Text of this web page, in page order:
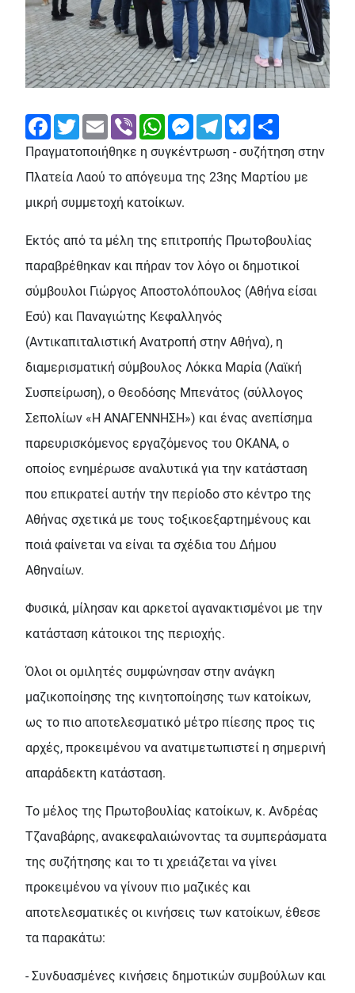
FacebookTwitterEmail Viber WhatsAppMessengerTelegramBluesky
Πραγματοποιήθηκε η συγκέντρωση - συζήτηση στην
Πλατεία Λαού το απόγευμα της 23ης Μαρτίου με
μικρή συμμετοχή κατοίκων.
Εκτός από τα μέλη της επιτροπής Πρωτοβουλίας
παραβρέθηκαν και πήραν τον λόγο οι δημοτικοί
σύμβουλοι Γιώργος Αποστολόπουλος (Αθήνα είσαι
Εσύ) και Παναγιώτης Κεφαλληνός
(Αντικαπιταλιστική Ανατροπή στην Αθήνα), η
διαμερισματική σύμβουλος Λόκκα Μαρία (Λαϊκή
Συσπείρωση), ο Θεοδόσης Μπενάτος (σύλλογος
Σεπολίων «Η ΑΝΑΓΕΝΝΗΣΗ») και ένας ανεπίσημα
παρευρισκόμενος εργαζόμενος του ΟΚΑΝΑ, ο
οποίος ενημέρωσε αναλυτικά για την κατάσταση
που επικρατεί αυτήν την περίοδο στο κέντρο της
Αθήνας σχετικά με τους τοξικοεξαρτημένους και
ποιά φαίνεται να είναι τα σχέδια του Δήμου
Αθηναίων.
Φυσικά, μίλησαν και αρκετοί αγανακτισμένοι με την
κατάσταση κάτοικοι της περιοχής.
Όλοι οι ομιλητές συμφώνησαν στην ανάγκη
μαζικοποίησης της κινητοποίησης των κατοίκων,
ως το πιο αποτελεσματικό μέτρο πίεσης προς τις
αρχές, προκειμένου να ανατιμετωπιστεί η σημερινή
απαράδεκτη κατάσταση.
Το μέλος της Πρωτοβουλίας κατοίκων, κ. Ανδρέας
Τζαναβάρης, ανακεφαλαιώνοντας τα συμπεράσματα
της συζήτησης και το τι χρειάζεται να γίνει
προκειμένου να γίνουν πιο μαζικές και
αποτελεσματικές οι κινήσεις των κατοίκων, έθεσε
τα παρακάτω:
- Συνδυασμένες κινήσεις δημοτικών συμβούλων και